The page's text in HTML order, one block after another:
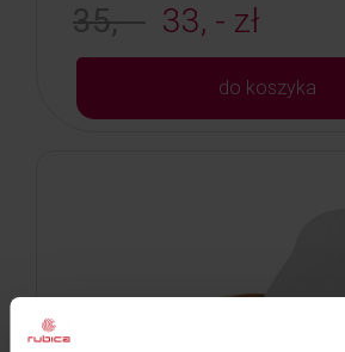
35, - 33, - zł
do koszyka